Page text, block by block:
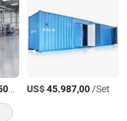
/Set
US$45.987,00/Set